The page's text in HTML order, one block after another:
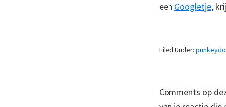
een Googletje,
Filed Under:
Comments op